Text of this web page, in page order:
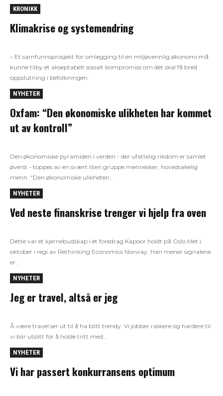
KRONIKK
Klimakrise og systemendring
– Et samfunnsprosjekt for omlegging til en miljøvennlig økonomi må
kunne tilby et akseptabelt sosialt kompromiss om det skal få bred
oppslutning i befolkningen.
NYHETER
Oxfam: “Den økonomiske ulikheten har kommet
ut av kontroll”
Den økonomiske pyramiden i verden - der ufattelig rikdom er samlet
øverst - toppes av en svært liten gruppe mennesker, hovedsakelig
menn. "Den økonomiske ulikheten...
NYHETER
Ved neste finanskrise trenger vi hjelp fra oven
Dette var et kjernebudskap i et foredrag Kapoor holdt på Oslo Met i
oktober i regi av Rethinking Economics Norway. Han mener signalene
er...
NYHETER
Jeg er travel, altså er jeg
Å være travel ser ut til å ha blitt trendy. Vi jobber raskere og hardere til
vi blir utslitt for å holde tritt med...
NYHETER
Vi har passert konkurransens optimum